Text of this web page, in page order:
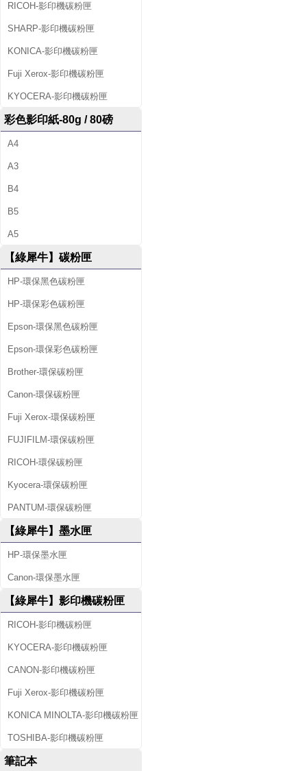
RICOH-影印機碳粉匣
SHARP-影印機碳粉匣
KONICA-影印機碳粉匣
Fuji Xerox-影印機碳粉匣
KYOCERA-影印機碳粉匣
彩色影印紙-80g / 80磅
A4
A3
B4
B5
A5
【綠犀牛】碳粉匣
HP-環保黑色碳粉匣
HP-環保彩色碳粉匣
Epson-環保黑色碳粉匣
Epson-環保彩色碳粉匣
Brother-環保碳粉匣
Canon-環保碳粉匣
Fuji Xerox-環保碳粉匣
FUJIFILM-環保碳粉匣
RICOH-環保碳粉匣
Kyocera-環保碳粉匣
PANTUM-環保碳粉匣
【綠犀牛】墨水匣
HP-環保墨水匣
Canon-環保墨水匣
【綠犀牛】影印機碳粉匣
RICOH-影印機碳粉匣
KYOCERA-影印機碳粉匣
CANON-影印機碳粉匣
Fuji Xerox-影印機碳粉匣
KONICA MINOLTA-影印機碳粉匣
TOSHIBA-影印機碳粉匣
筆記本